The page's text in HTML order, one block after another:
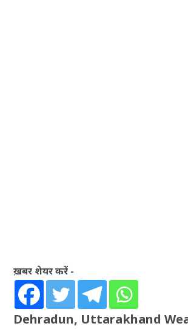
ख़बर शेयर करें -
Dehradun, Uttarakhand